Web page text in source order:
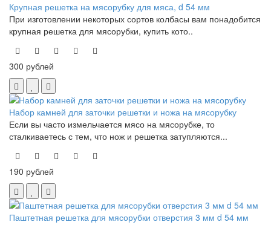
Крупная решетка на мясорубку для мяса, d 54 мм
При изготовлении некоторых сортов колбасы вам понадобится
крупная решетка для мясорубки, купить кото..
300 рублей
Набор камней для заточки решетки и ножа на мясорубку
Если вы часто измельчается мясо на мясорубке, то
сталкиваетесь с тем, что нож и решетка затупляются...
190 рублей
Паштетная решетка для мясорубки отверстия 3 мм d 54 мм